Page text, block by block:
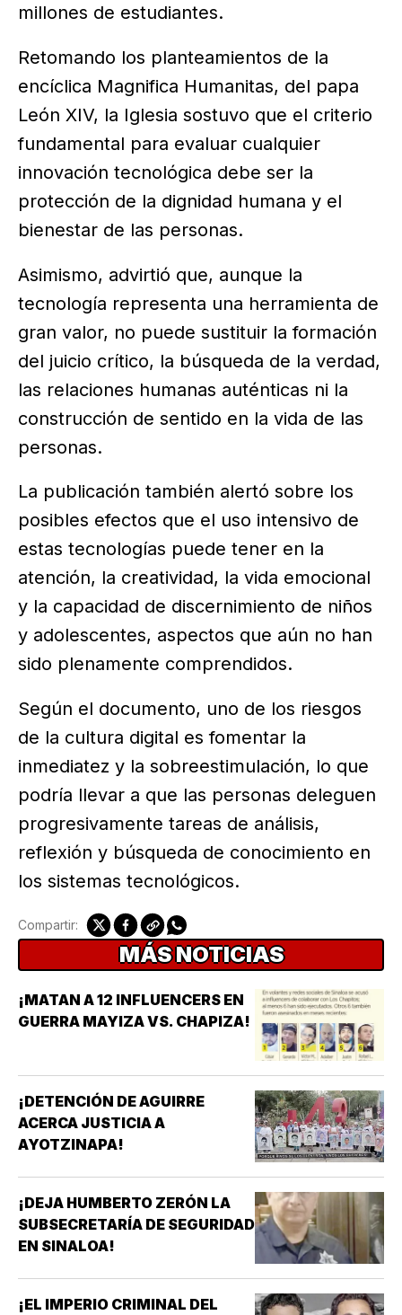
millones de estudiantes.
Retomando los planteamientos de la
encíclica Magnifica Humanitas, del papa
León XIV, la Iglesia sostuvo que el criterio
fundamental para evaluar cualquier
innovación tecnológica debe ser la
protección de la dignidad humana y el
bienestar de las personas.
Asimismo, advirtió que, aunque la
tecnología representa una herramienta de
gran valor, no puede sustituir la formación
del juicio crítico, la búsqueda de la verdad,
las relaciones humanas auténticas ni la
construcción de sentido en la vida de las
personas.
La publicación también alertó sobre los
posibles efectos que el uso intensivo de
estas tecnologías puede tener en la
atención, la creatividad, la vida emocional
y la capacidad de discernimiento de niños
y adolescentes, aspectos que aún no han
sido plenamente comprendidos.
Según el documento, uno de los riesgos
de la cultura digital es fomentar la
inmediatez y la sobreestimulación, lo que
podría llevar a que las personas deleguen
progresivamente tareas de análisis,
reflexión y búsqueda de conocimiento en
los sistemas tecnológicos.
Compartir:
MÁS NOTICIAS
¡MATAN A 12 INFLUENCERS EN
GUERRA MAYIZA VS. CHAPIZA!
¡DETENCIÓN DE AGUIRRE
ACERCA JUSTICIA A
AYOTZINAPA!
¡DEJA HUMBERTO ZERÓN LA
SUBSECRETARÍA DE SEGURIDAD
EN SINALOA!
¡EL IMPERIO CRIMINAL DEL